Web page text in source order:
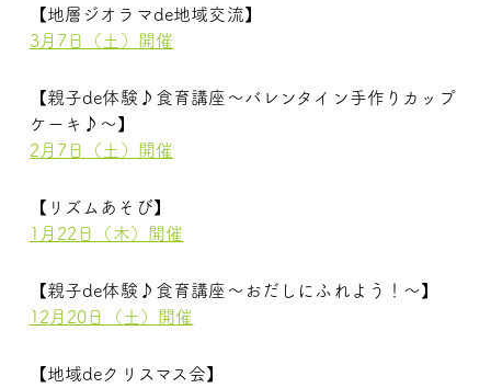
【地層ジオラマde地域交流】
3月7日（土）開催
【親子de体験♪食育講座～バレンタイン手作りカップ
ケーキ♪～】
2月7日（土）開催
【リズムあそび】
1月22日（木）開催
【親子de体験♪食育講座～おだしにふれよう！～】
12月20日（土）開催
【地域deクリスマス会】